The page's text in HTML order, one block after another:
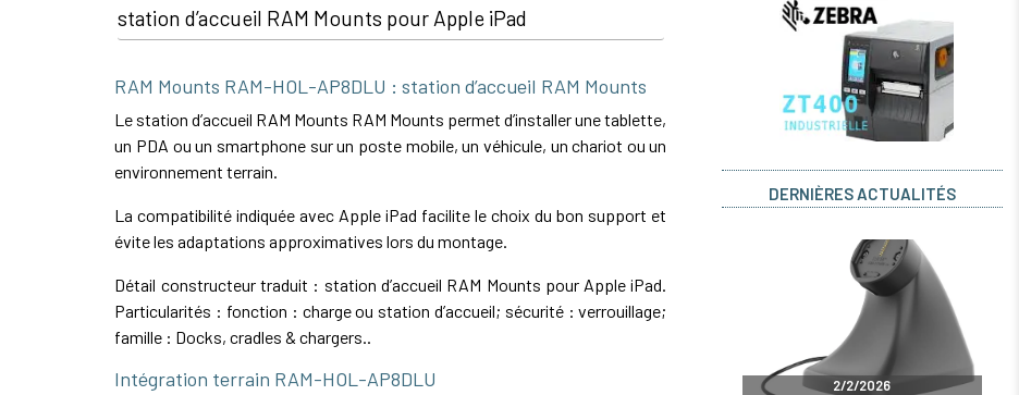
station d’accueil RAM Mounts pour Apple iPad
RAM Mounts RAM-HOL-AP8DLU : station d’accueil RAM Mounts
Le station d’accueil RAM Mounts RAM Mounts permet d’installer une tablette,
un PDA ou un smartphone sur un poste mobile, un véhicule, un chariot ou un
environnement terrain.
La compatibilité indiquée avec Apple iPad facilite le choix du bon support et
évite les adaptations approximatives lors du montage.
Détail constructeur traduit : station d’accueil RAM Mounts pour Apple iPad.
Particularités : fonction : charge ou station d’accueil; sécurité : verrouillage;
famille : Docks, cradles & chargers..
Intégration terrain RAM-HOL-AP8DLU
DERNIÈRES ACTUALITÉS
2/2/2026